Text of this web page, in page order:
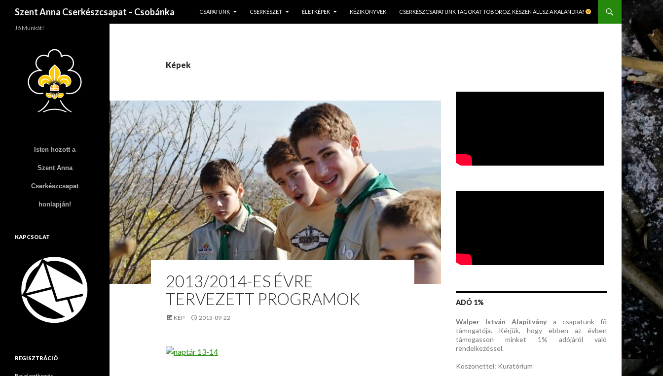
Szent Anna Cserkészcsapat – Csobánka
CSAPATUNK
CSERKÉSZET ÉLETKÉPEK KÉZIKÖNYVEK CSERKÉSZCSAPATUNK TAGOKAT TOBOROZ, KÉSZEN ÁLLSZ A KALANDRA?
Képek
2013/2014-ES ÉVRE
TERVEZETT PROGRAMOK
KÉP 2013-09-22
ADÓ 1%
Walper István Alapítvány a csapatunk fő
támogatója. Kérjük, hogy ebben az évben
támogasson minket 1% adójáról való
rendelkezéssel.
Köszönettel: Kuratórium
Jó Munkát!
Isten hozott a
Szent Anna
Cserkészcsapat
honlapján!
KAPCSOLAT
REGISZTRÁCIÓ